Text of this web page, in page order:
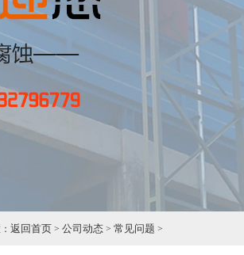
返回首页 > 公司动态 > 常见问题 >